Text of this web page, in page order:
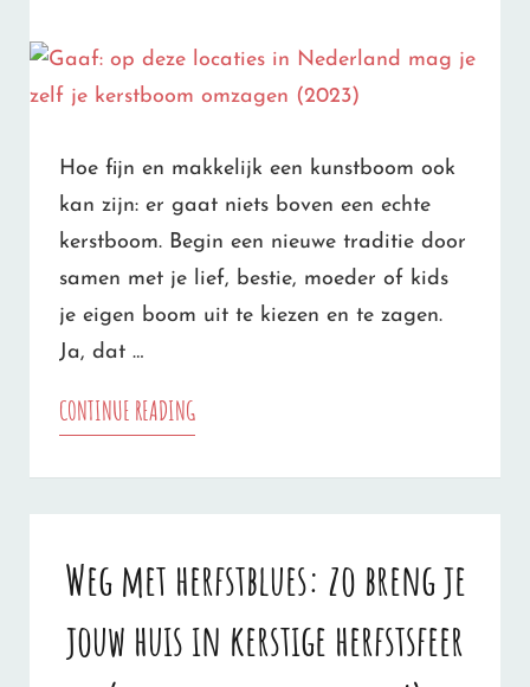
IN
2023
Hoe fijn en makkelijk een kunstboom ook
kan zijn: er gaat niets boven een echte
kerstboom. Begin een nieuwe traditie door
samen met je lief, bestie, moeder of kids
je eigen boom uit te kiezen en te zagen.
Ja, dat …
CONTINUE READINGGAAF:
IN
NEDERLAND
Weg met herfstblues: zo breng je
jouw huis in kerstige herfstsfeer